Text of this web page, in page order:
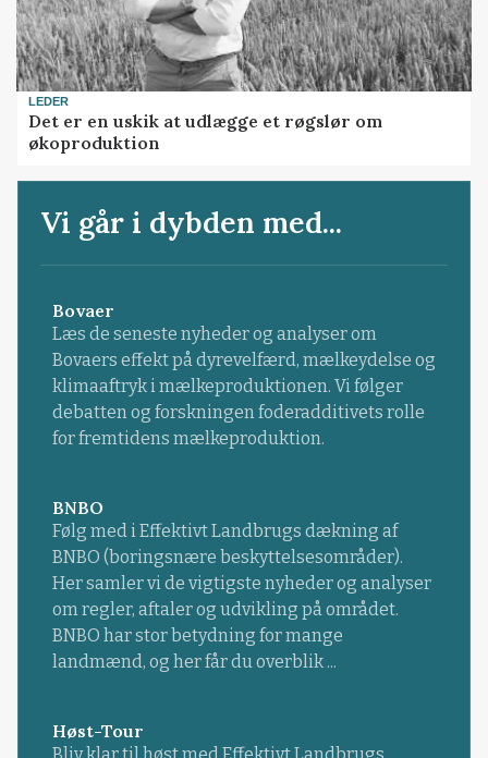
LEDER
Det er en uskik at udlægge et røgslør om
økoproduktion
Vi går i dybden med...
Bovaer
Læs de seneste nyheder og analyser om
Bovaers effekt på dyrevelfærd, mælkeydelse og
klimaaftryk i mælkeproduktionen. Vi følger
debatten og forskningen foderadditivets rolle
for fremtidens mælkeproduktion.
BNBO
Følg med i Effektivt Landbrugs dækning af
BNBO (boringsnære beskyttelsesområder).
Her samler vi de vigtigste nyheder og analyser
om regler, aftaler og udvikling på området.
BNBO har stor betydning for mange
landmænd, og her får du overblik ...
Høst-Tour